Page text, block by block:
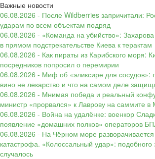
Важные новости
06.08.2026 - После Wildberries запричитали:
ударам по всем объектам подряд
06.08.2026 - «Команда на убийство»:
в прямом подстрекательстве Киева к терактам
06.08.2026 - Как пираты из Карибского моря:
посредников попросил о перемирии
06.08.2026 - Миф об «эликсире для сосудов»:
вино не лекарство и что на самом деле
06.08.2026 - Мнимая победа и реальный
министр «прорвался» к Лаврову на саммите в
06.08.2026 - Война на удалёнке: военкор
появление «домашних полков» операторов
06.08.2026 - На Чёрном море
катастрофа. «Колоссальный удар»:
случалось